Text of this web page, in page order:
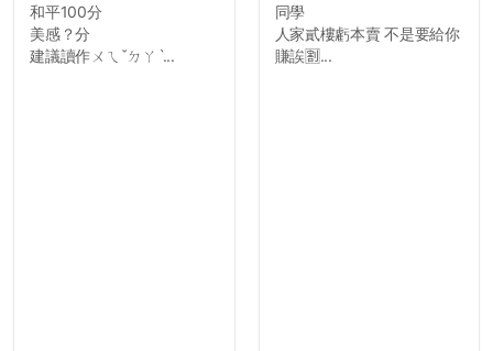
和平100分
美感？分
建議讀作ㄨㄟˇㄉㄚˋ...
同學
人家貳樓虧本賣 不是要給你
賺誒🈹...